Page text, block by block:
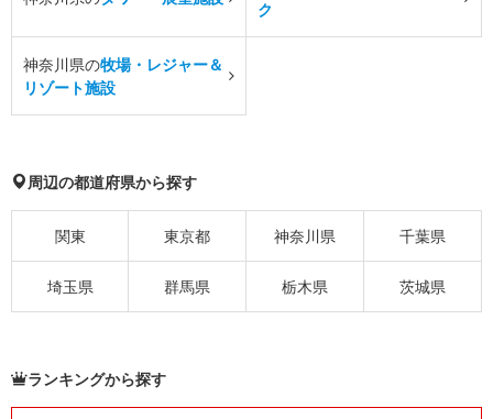
ク
神奈川県の牧場・レジャー＆
リゾート施設
周辺の都道府県から探す
関東 東京都 神奈川県 千葉県
埼玉県 群馬県 栃木県 茨城県
ランキングから探す